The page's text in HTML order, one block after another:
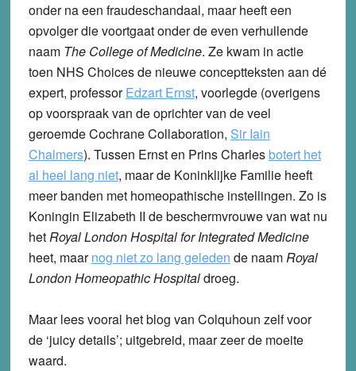
onder na een fraudeschandaal, maar heeft een
opvolger die voortgaat onder de even verhullende
naam The College of Medicine. Ze kwam in actie
toen NHS Choices de nieuwe conceptteksten aan dé
expert, professorEdzart Ernst, voorlegde (overigens
op voorspraak van de oprichter van de veel
geroemde Cochrane Collaboration, Sir Iain
Chalmers). Tussen Ernst en Prins Charles botert het
al heel lang niet, maar de Koninklijke Familie heeft
meer banden met homeopathische instellingen. Zo is
Koningin Elizabeth II de beschermvrouwe van wat nu
hetRoyal London Hospital for Integrated Medicine
heet, maarnog niet zo lang geleden de naamRoyal
London Homeopathic Hospitaldroeg.
Maar lees vooral het blog van Colquhoun zelf voor
de ‘juicy details’; uitgebreid, maar zeer de moeite
waard.